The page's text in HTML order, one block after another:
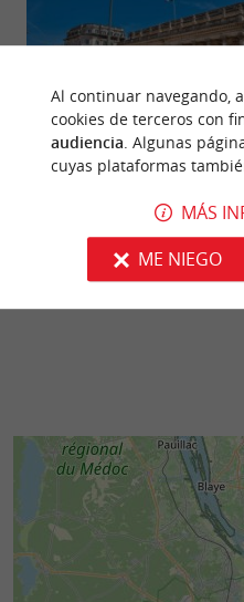
Opéra National de Bordaux -
monumento emblemático de
Teatro de la Ópera ...
141 m - Burdeos
Al continuar navegando,
cookies de terceros con
audiencia. Algunas
cuyas plataformas
MÁS
ME NIEGO